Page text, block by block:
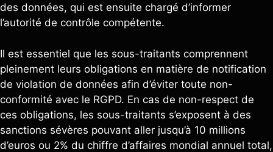
des données, qui est ensuite chargé d’informer
l’autorité de contrôle compétente.
Il est essentiel que les sous-traitants comprennent
pleinement leurs obligations en matière de notification
de violation de données afin d’éviter toute non-
conformité avec le RGPD. En cas de non-respect de
ces obligations, les sous-traitants s’exposent à des
sanctions sévères pouvant aller jusqu’à 10 millions
d’euros ou 2% du chiffre d’affaires mondial annuel total,